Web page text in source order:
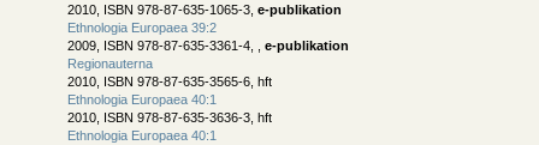
2010, ISBN 978-87-635-1065-3, e-publikation
Ethnologia Europaea 39:2
2009, ISBN 978-87-635-3361-4, , e-publikation
Regionauterna
2010, ISBN 978-87-635-3565-6, hft
Ethnologia Europaea 40:1
2010, ISBN 978-87-635-3636-3, hft
Ethnologia Europaea 40:1